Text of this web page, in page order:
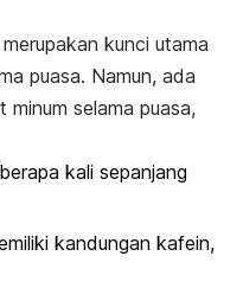
kunci utama
puasa. Namun, ada
selama puasa,
kali sepanjang
kandungan kafein,